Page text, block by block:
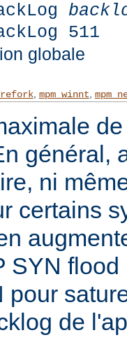
511
globale
, mpm_winnt,
général,
ni
certains
SYN
pour
de